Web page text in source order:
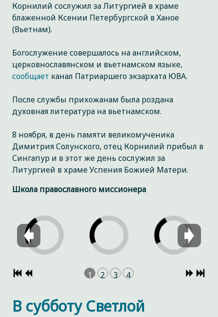
Корнилий сослужил за Литургией в храме
блаженной Ксении Петербургской в Ханое
(Вьетнам).
Богослужение совершалось на английском,
церковнославянском и вьетнамском языке,
сообщает канал Патриаршего экзархата ЮВА.
После службы прихожанам была роздана
духовная литература на вьетнамском.
8 ноября, в день памяти великомученика
Димитрия Солунского, отец Корнилий прибыл в
Сингапур и в этот же день сослужил за
Литургией в храме Успения Божией Матери.
Школа православного миссионера
1 2 3 4
В субботу Светлой